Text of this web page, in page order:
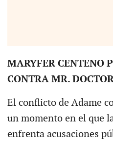
MARYFER CENTENO
CONTRA MR.
El conflicto de Adame
un momento en el que
enfrenta acusaciones